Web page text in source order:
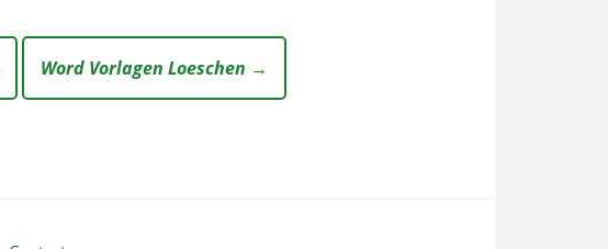
Word Vorlagen Loeschen →